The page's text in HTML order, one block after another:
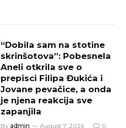
“Dobila sam na stotine
skrinšotova”: Pobesnela
Aneli otkrila sve o
prepisci Filipa Đukića i
Jovane pevačice, a onda
je njena reakcija sve
zapanjila
By admin August 7, 2026 0